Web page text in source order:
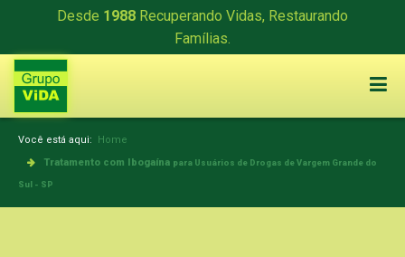
Desde 1988 Recuperando Vidas, Restaurando
Famílias.
Você está aqui: Home
Tratamento com Ibogaína para Usuários de Drogas de Vargem Grande do
Sul - SP